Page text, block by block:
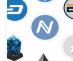
Kao prvo nisu baš
nestabilne. koliko
stalno slušam priču
puknuti.